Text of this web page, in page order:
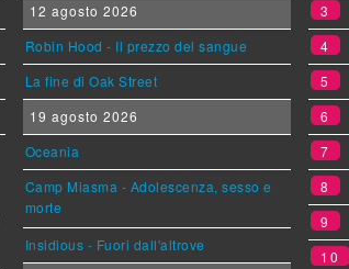
12 agosto 2026
Robin Hood - Il prezzo del sangue
La fine di Oak Street
19 agosto 2026
Oceania
Camp Miasma - Adolescenza, sesso e
morte
Insidious - Fuori dall'altrove
3
4
5
6
7
8
9
10